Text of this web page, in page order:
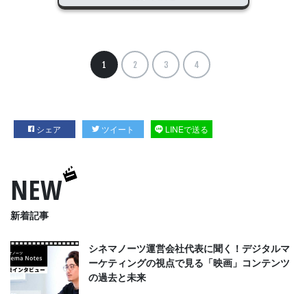
1 2 3 4
シェア ツイート LINEで送る
NEW
新着記事
シネマノーツ運営会社代表に聞く！デジタルマ
ーケティングの視点で見る「映画」コンテンツ
の過去と未来